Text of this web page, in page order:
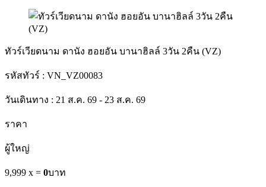
ทัวร์เวียดนาม ดานัง ฮอยอัน บานาฮิลล์ 3วัน 2คืน (VZ)
รหัสทัวร์ : VN_VZ00083
วันเดินทาง : 21 ส.ค. 69 - 23 ส.ค. 69
ราคา
ผู้ใหญ่
9,999 x = 0บาท